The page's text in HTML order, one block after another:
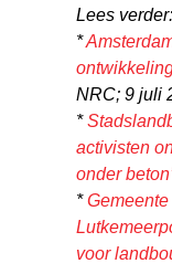
Lees verder:
*
NRC; 9 juli
*
activisten
onder
*
voor